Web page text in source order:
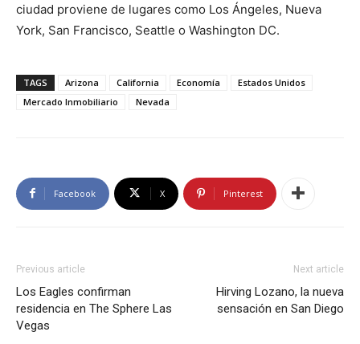
ciudad proviene de lugares como Los Ángeles, Nueva
York, San Francisco, Seattle o Washington DC.
TAGS Arizona California Economía
Estados Unidos
Mercado Inmobiliario
Nevada
Facebook X Pinterest
Previous article
Los Eagles confirman
residencia en The Sphere Las
Vegas
Next article
Hirving Lozano, la nueva
sensación en San Diego